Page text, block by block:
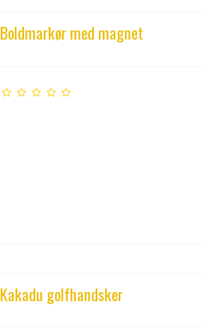
Boldmarkør med magnet
Kakadu golfhandsker